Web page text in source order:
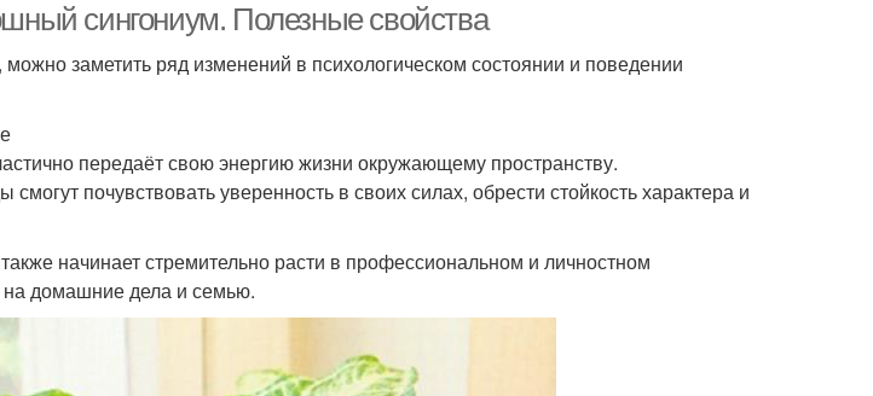
сингониум. Полезные свойства
заметить ряд изменений в психологическом состоянии и поведении
передаёт свою энергию жизни окружающему пространству.
почувствовать уверенность в своих силах, обрести стойкость характера и
начинает стремительно расти в профессиональном и личностном
домашние дела и семью.